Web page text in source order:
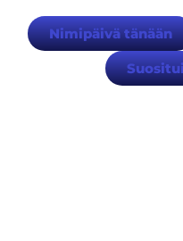
Nimipäivä tänään